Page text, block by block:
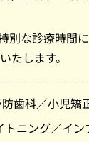
別な診療時間
たします。
歯科／小児矯
トニング／イン